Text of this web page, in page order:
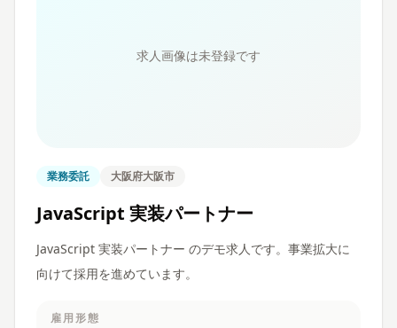
求人画像は未登録です
業務委託 大阪府大阪市
JavaScript 実装パートナー
JavaScript 実装パートナー のデモ求人です。事業拡大に
向けて採用を進めています。
雇用形態